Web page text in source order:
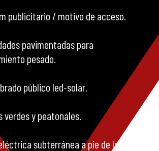
publicitario / motivo de acceso.
pavimentadas para
pesado.
público led-solar.
verdes y peatonales.
subterránea a pie de lote.